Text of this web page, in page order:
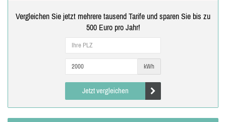
Vergleichen Sie jetzt mehrere tausend Tarife und sparen Sie bis zu
500 Euro pro Jahr!
kWh
Jetzt vergleichen